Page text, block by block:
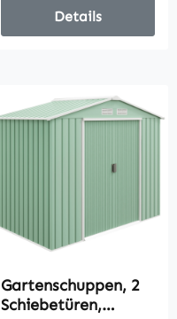
Details
Gartenschuppen, 2
Schiebetüren,